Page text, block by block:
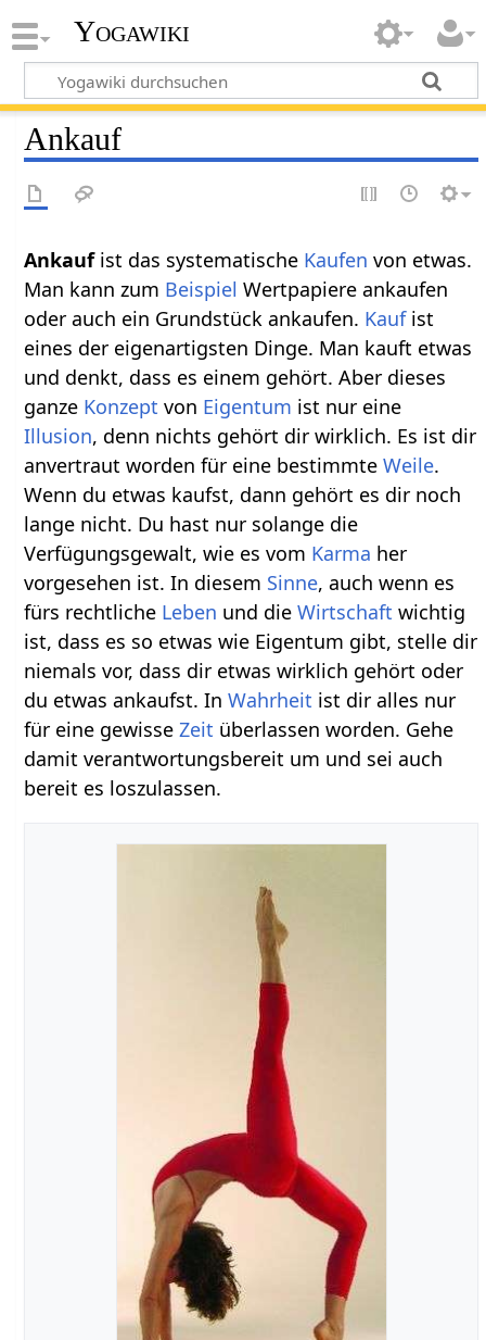
Yogawiki
Ankauf
Ankauf‏‎ ist das systematische Kaufen von etwas.
Man kann zum Beispiel Wertpapiere ankaufen
oder auch ein Grundstück ankaufen. Kaufist
eines der eigenartigsten Dinge. Man kauft etwas
und denkt, dass es einem gehört. Aber dieses
ganze Konzept von Eigentum ist nur eine
Illusion, denn nichts gehört dir wirklich. Es ist dir
anvertraut worden für eine bestimmteWeile.
Wenn du etwas kaufst, dann gehört es dir noch
lange nicht. Du hast nur solange die
Verfügungsgewalt, wie es vom Karma her
vorgesehen ist. In diesem Sinne, auch wenn es
fürs rechtliche Leben und dieWirtschaft wichtig
ist, dass es so etwas wie Eigentum gibt, stelle dir
niemals vor, dass dir etwas wirklich gehört oder
du etwas ankaufst. InWahrheit ist dir alles nur
für eine gewisseZeit überlassen worden. Gehe
damit verantwortungsbereit um und sei auch
bereit es loszulassen.